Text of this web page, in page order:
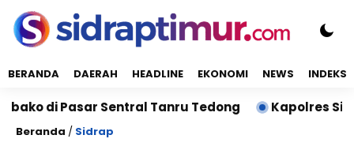
BERANDA DAERAH HEADLINE EKONOMI NEWS INDEKS
Sentral Tanru Tedong Kapolres Sidrap
Beranda / Sidrap